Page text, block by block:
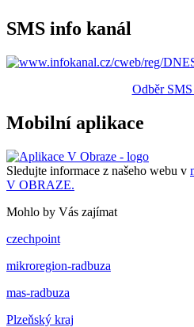
SMS info kanál
Odběr
Mobilní aplikace
Sledujte informace z našeho webu v
V OBRAZE.
Mohlo by Vás zajímat
czechpoint
mikroregion-radbuza
mas-radbuza
Plzeňský kraj